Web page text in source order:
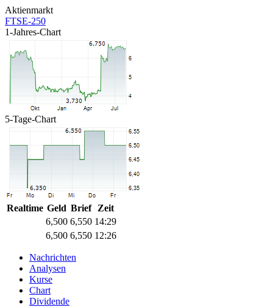
Aktienmarkt
FTSE-250
1-Jahres-Chart
5-Tage-Chart
Realtime Geld Brief
Zeit
6,500 6,550 14:29
6,500 6,550 12:26
Nachrichten
Analysen
Kurse
Chart
Dividende